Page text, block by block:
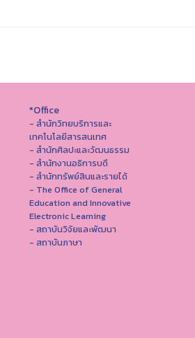
*Office
- สำนักวิทยบริการและ
เทคโนโลยีสารสนเทศ
- สํานักศิลปะและวัฒนธรรม
- สำนักงานอธิการบดี
- สำนักทรัพย์สินและรายได้
- The Office of General
Education and Innovative
Electronic Learning
- สถาบันวิจัยและพัฒนา
- สถาบันภาษา